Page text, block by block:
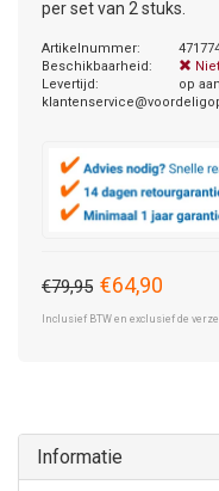
per set van 2 stuks.
Artikelnummer:
Beschikbaarheid:
Levertijd:
op
€79,95 €64,90
Inclusief BTW en exclusief de
Informatie